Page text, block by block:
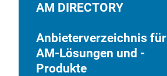
AM DIRECTORY
Anbieterverzeichnis für
AM-Lösungen und -
Produkte